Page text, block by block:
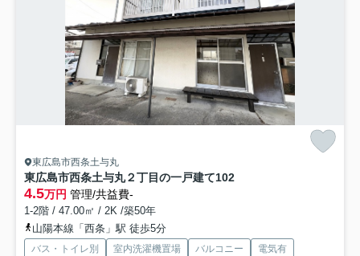
東広島市西条土与丸
東広島市西条土与丸２丁目の一戸建て102
4.5万円 管理/共益費-
1-2階 / 47.00㎡ / 2K /築50年
山陽本線「西条」駅 徒歩5分
バス・トイレ別 室内洗濯機置場 バルコニー
電気有